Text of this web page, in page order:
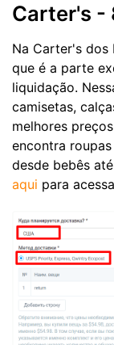
Carter's -
Na Carter's dos
que é a parte
liquidação.
camisetas,
melhores
encontra
desde bebês
aqui para